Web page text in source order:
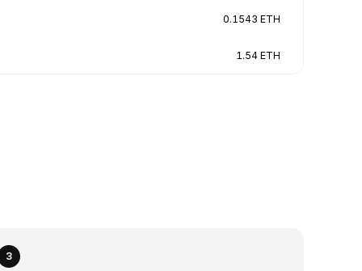
0.1543 ETH
1.54 ETH
3